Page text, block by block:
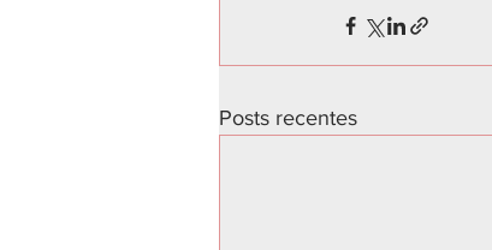
Posts recentes